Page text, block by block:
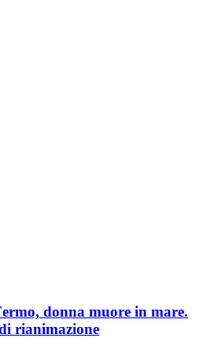
donna muore in mare.
rianimazione